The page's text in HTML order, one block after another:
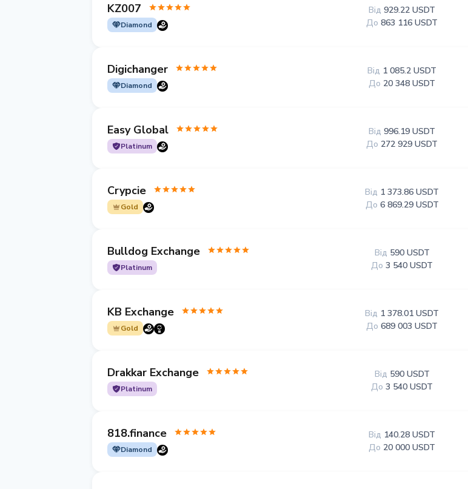
KZ007
Diamond
Від 929.22 USDT
До 863 116 USDT
Digichanger
Diamond
Від 1 085.2 USDT
До 20 348 USDT
Easy Global
Platinum
Від 996.19 USDT
До 272 929 USDT
Crypcie
Gold
Від 1 373.86 USDT
До 6 869.29 USDT
Bulldog Exchange
Platinum
Від 590 USDT
До 3 540 USDT
KB Exchange
Gold
Від 1 378.01 USDT
До 689 003 USDT
Drakkar Exchange
Platinum
Від 590 USDT
До 3 540 USDT
818.finance
Diamond
Від 140.28 USDT
До 20 000 USDT